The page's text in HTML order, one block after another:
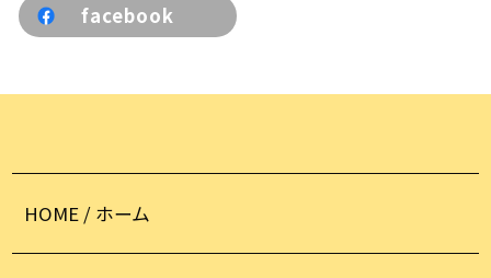
facebook
HOME / ホーム